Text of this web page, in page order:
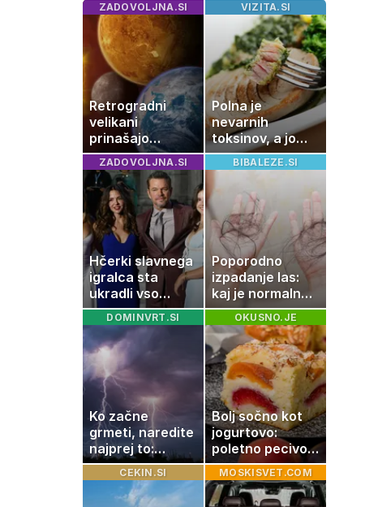
ZADOVOLJNA.SI
Retrogradni
velikani
prinašajo
pomembne
premike – kaj
pomeni, da so
Saturn, Neptun
in Pluton hkrati
retrogradni?
VIZITA.SI
Polna je
nevarnih
toksinov, a jo
imamo vsi radi:
to je najbolj
nezdrava riba, ki
jo mnogi redno
uživajo
ZADOVOLJNA.SI
Hčerki slavnega
igralca sta
ukradli vso
pozornost
BIBALEZE.SI
Poporodno
izpadanje las:
kaj je normalno
in kako si
pomagati
DOMINVRT.SI
Ko začne
grmeti, naredite
najprej to:
strokovnjaki
opozarjajo na
pogosto napako
OKUSNO.JE
Bolj sočno kot
jogurtovo:
poletno pecivo,
ki vedno uspe
CEKIN.SI MOSKISVET.COM